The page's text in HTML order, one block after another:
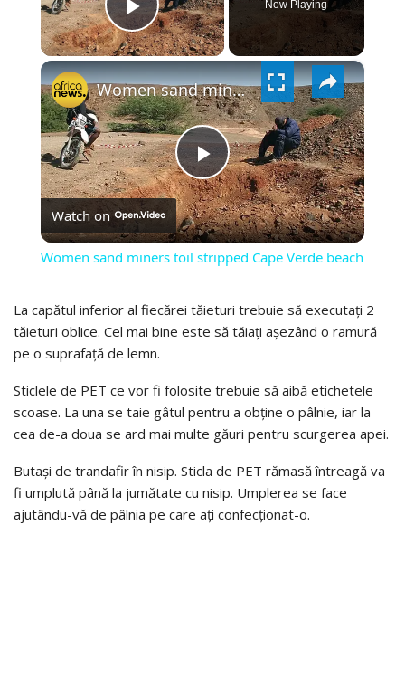
PLAY
VIDEO
Now Playing
×
PLAY
VIDEO
Women sand miners toil stripped Cape Verde beach
Watch on
Women sand miners toil stripped Cape Verde beach
La capătul inferior al fiecărei tăieturi trebuie să executați 2
tăieturi oblice. Cel mai bine este să tăiați așezând o ramură
pe o suprafață de lemn.
Sticlele de PET ce vor fi folosite trebuie să aibă etichetele
scoase. La una se taie gâtul pentru a obține o pâlnie, iar la
cea de-a doua se ard mai multe găuri pentru scurgerea apei.
Butași de trandafir în nisip. Sticla de PET rămasă întreagă va
fi umplută până la jumătate cu nisip. Umplerea se face
ajutându-vă de pâlnia pe care ați confecționat-o.